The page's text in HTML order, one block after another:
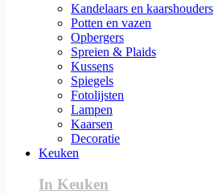
Kandelaars en kaarshouders
Potten en vazen
Opbergers
Spreien & Plaids
Kussens
Spiegels
Fotolijsten
Lampen
Kaarsen
Decoratie
Keuken
In Keuken